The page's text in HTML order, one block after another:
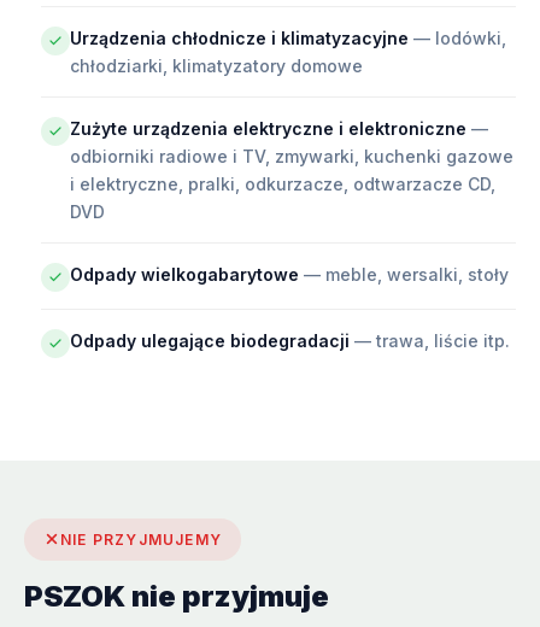
Urządzenia chłodnicze i klimatyzacyjne — lodówki,
chłodziarki, klimatyzatory domowe
Zużyte urządzenia elektryczne i elektroniczne —
odbiorniki radiowe i TV, zmywarki, kuchenki gazowe
i elektryczne, pralki, odkurzacze, odtwarzacze CD,
DVD
Odpady wielkogabarytowe — meble, wersalki, stoły
Odpady ulegające biodegradacji — trawa, liście itp.
NIE PRZYJMUJEMY
PSZOK nie przyjmuje